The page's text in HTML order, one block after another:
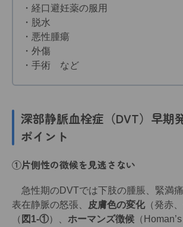
・経口避妊薬の服用
・脱水
・悪性腫瘍
・外傷
・手術 など
深部静脈血栓症（DVT）早期
ポイント
①片側性の徴候を見逃さない
急性期のDVTでは下肢の腫脹、緊満痛
表在静脈の怒張、
皮膚色の変化（発赤
（ 図1-①）、 ホーマンズ徴候 （